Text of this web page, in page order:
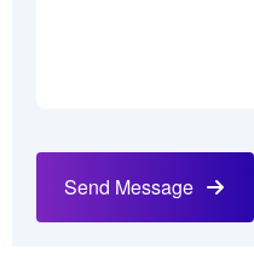
Send Message